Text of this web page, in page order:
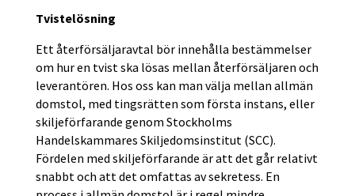
Tvistelösning
Ett återförsäljaravtal bör innehålla bestämmelser
om hur en tvist ska lösas mellan återförsäljaren och
leverantören. Hos oss kan man välja mellan allmän
domstol, med tingsrätten som första instans, eller
skiljeförfarande genom Stockholms
Handelskammares Skiljedomsinstitut (SCC).
Fördelen med skiljeförfarande är att det går relativt
snabbt och att det omfattas av sekretess. En